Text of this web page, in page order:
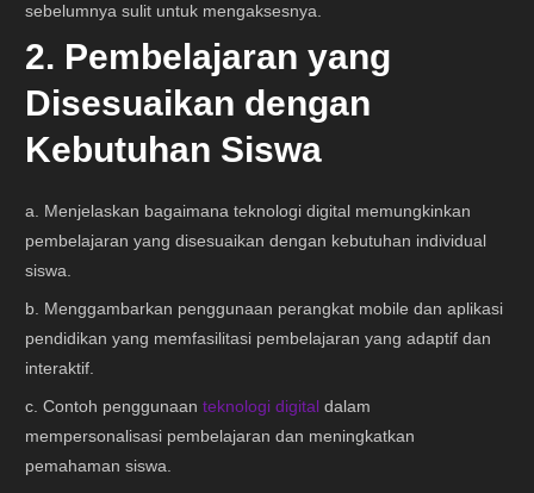
sebelumnya sulit untuk mengaksesnya.
2. Pembelajaran yang
Disesuaikan dengan
Kebutuhan Siswa
a. Menjelaskan bagaimana teknologi digital memungkinkan
pembelajaran yang disesuaikan dengan kebutuhan individual
siswa.
b. Menggambarkan penggunaan perangkat mobile dan aplikasi
pendidikan yang memfasilitasi pembelajaran yang adaptif dan
interaktif.
c. Contoh penggunaanteknologi digital dalam
mempersonalisasi pembelajaran dan meningkatkan
pemahaman siswa.